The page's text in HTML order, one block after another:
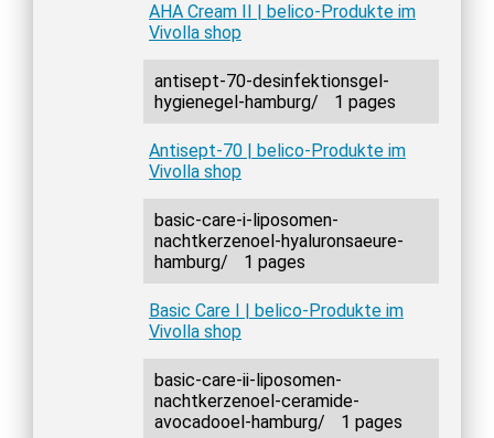
AHA Cream II | belico-Produkte im
Vivolla shop
antisept-70-desinfektionsgel-
hygienegel-hamburg/
1 pages
Antisept-70 | belico-Produkte im
Vivolla shop
basic-care-i-liposomen-
nachtkerzenoel-hyaluronsaeure-
hamburg/
1 pages
Basic Care I | belico-Produkte im
Vivolla shop
basic-care-ii-liposomen-
nachtkerzenoel-ceramide-
avocadooel-hamburg/
1 pages